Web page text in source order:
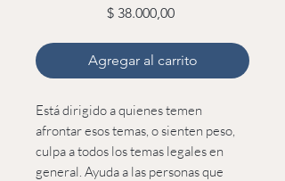
$ 38.000,00Precio
Agregar al carrito
Está dirigido a quienes temen
afrontar esos temas, o sienten peso,
culpa a todos los temas legales en
general. Ayuda a las personas que